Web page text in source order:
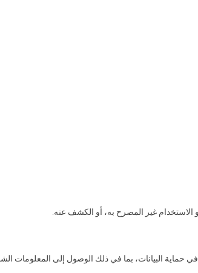
الاستخدام غير المصرح به، أو الكشف عنه.
في حماية البيانات، بما في ذلك الوصول إلى المعلومات